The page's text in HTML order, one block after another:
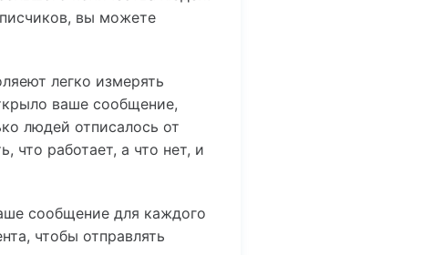
вы можете
легко измерять
ваше сообщение,
людей отписалось от
что работает, а что нет, и
сообщение для каждого
чтобы отправлять